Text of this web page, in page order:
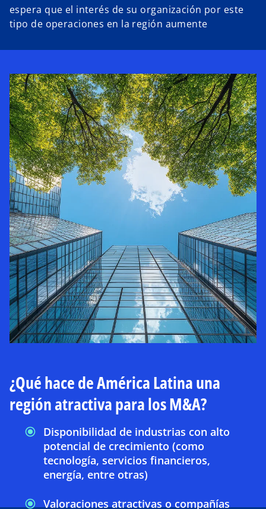
espera que el interés de su organización por este
tipo de operaciones en la región aumente
¿Qué hace de América Latina una
región atractiva para los M&A?
Disponibilidad de industrias con alto
potencial de crecimiento (como
tecnología, servicios financieros,
energía, entre otras)
Valoraciones atractivas o compañías